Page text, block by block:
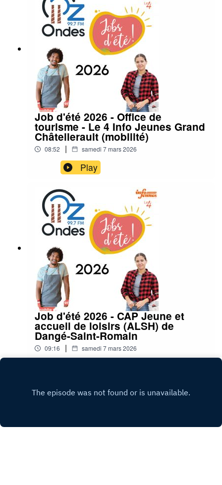
Job d'été 2026 - Office de
tourisme - Le 4 Info Jeunes Grand
Châtellerault (mobilité)
08:52 | samedi 7 mars 2026
Play
Job d'été 2026 - CAP Jeune et
accueil de loisirs (ALSH) de
Dangé-Saint-Romain
09:16 | samedi 7 mars 2026